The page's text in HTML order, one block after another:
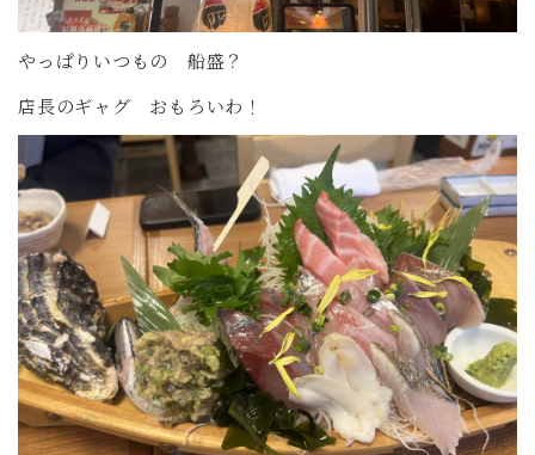
やっぱりいつもの 船盛？
店長のギャグ おもろいわ！